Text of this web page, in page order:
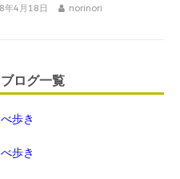
年4月18日 norinori
ログ一覧
歩き
歩き